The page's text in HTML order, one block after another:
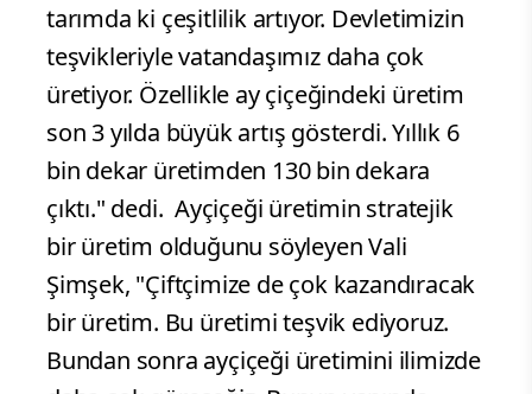
tarımda ki çeşitlilik artıyor. Devletimizin
teşvikleriyle vatandaşımız daha çok
üretiyor. Özellikle ay çiçeğindeki üretim
son 3 yılda büyük artış gösterdi. Yıllık 6
bin dekar üretimden 130 bin dekara
çıktı." dedi. Ayçiçeği üretimin stratejik
bir üretim olduğunu söyleyen Vali
Şimşek, "Çiftçimize de çok kazandıracak
bir üretim. Bu üretimi teşvik ediyoruz.
Bundan sonra ayçiçeği üretimini ilimizde